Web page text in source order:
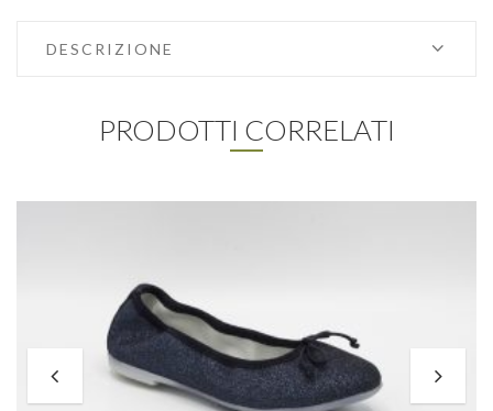
DESCRIZIONE
PRODOTTI CORRELATI